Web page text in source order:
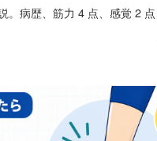
。病歴、筋力 4 点、感覚 2